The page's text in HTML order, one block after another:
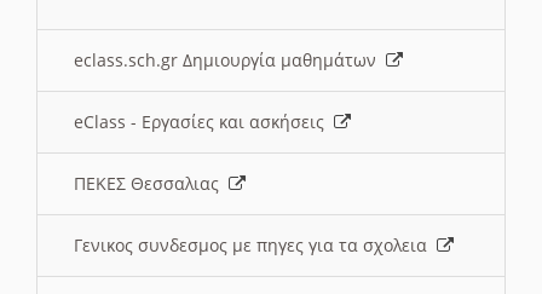
eclass.sch.gr Δημιουργία μαθημάτων
eClass - Εργασίες και ασκήσεις
ΠΕΚΕΣ Θεσσαλιας
Γενικος συνδεσμος με πηγες για τα σχολεια